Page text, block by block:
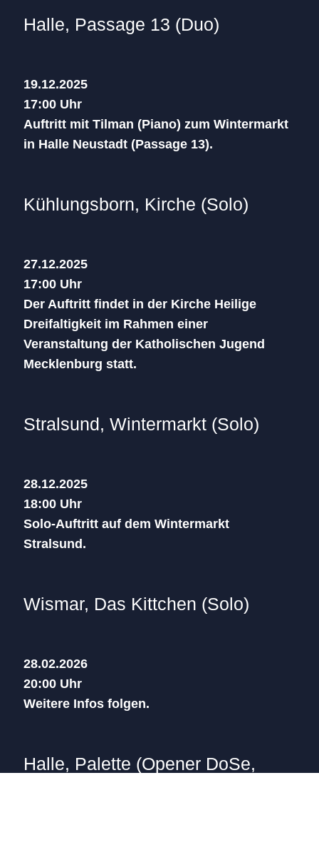
Halle, Passage 13 (Duo)
19.12.2025
17:00 Uhr
Auftritt mit Tilman (Piano) zum Wintermarkt
in Halle Neustadt (Passage 13).
Kühlungsborn, Kirche (Solo)
27.12.2025
17:00 Uhr
Der Auftritt findet in der Kirche Heilige
Dreifaltigkeit im Rahmen einer
Veranstaltung der Katholischen Jugend
Mecklenburg statt.
Stralsund, Wintermarkt (Solo)
28.12.2025
18:00 Uhr
Solo-Auftritt auf dem Wintermarkt
Stralsund.
Wismar, Das Kittchen (Solo)
28.02.2026
20:00 Uhr
Weitere Infos folgen.
Halle, Palette (Opener DoSe,